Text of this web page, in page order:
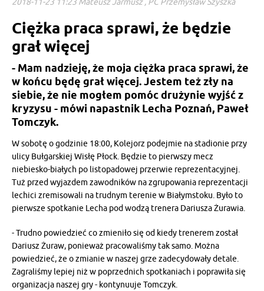
Ciężka praca sprawi, że będzie
grał więcej
- Mam nadzieję, że moja ciężka praca sprawi, że
w końcu będę grał więcej. Jestem też zły na
siebie, że nie mogłem pomóc drużynie wyjść z
kryzysu - mówi napastnik Lecha Poznań, Paweł
Tomczyk.
W sobotę o godzinie 18:00, Kolejorz podejmie na stadionie przy
ulicy Bułgarskiej Wisłę Płock. Będzie to pierwszy mecz
niebiesko-białych po listopadowej przerwie reprezentacyjnej.
Tuż przed wyjazdem zawodników na zgrupowania reprezentacji
lechici zremisowali na trudnym terenie w Białymstoku. Było to
pierwsze spotkanie Lecha pod wodzą trenera Dariusza Żurawia.
- Trudno powiedzieć co zmieniło się od kiedy trenerem został
Dariusz Żuraw, ponieważ pracowaliśmy tak samo. Można
powiedzieć, że o zmianie w naszej grze zadecydowały detale.
Zagraliśmy lepiej niż w poprzednich spotkaniach i poprawiła się
organizacja naszej gry - kontynuuje Tomczyk.